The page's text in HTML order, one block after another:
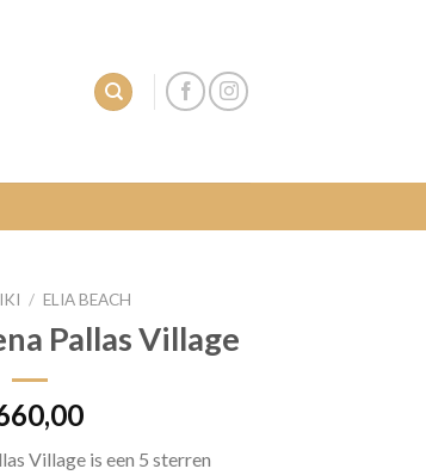
/ ELIA BEACH
Pallas Village
Village is een 5 sterren